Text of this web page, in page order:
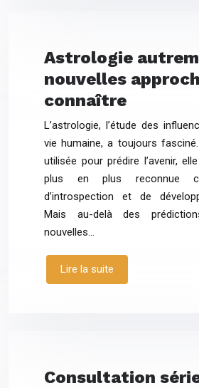
Astrologie
nouvelles
connaître
L’astrologie, l’étude des
vie humaine, a toujours
utilisée pour prédire l’avenir,
plus en plus reconnue
d’introspection et de
Mais au-delà des
nouvelles…
Lire la suite
Consultation